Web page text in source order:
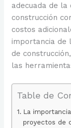
adecuada de
construcción
costos
importancia de
de
las
Table de
La
proyectos de